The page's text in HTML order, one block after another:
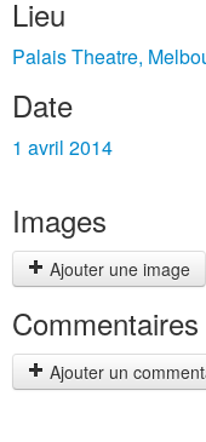
Lieu
Palais Theatre,
Date
1 avril 2014
Images
Ajouter une image
Commentaires
Ajouter un